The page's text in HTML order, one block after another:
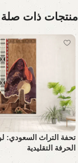
منتجات ذات صلة
تحفة التراث السعودي:
الحرفة التقليدية